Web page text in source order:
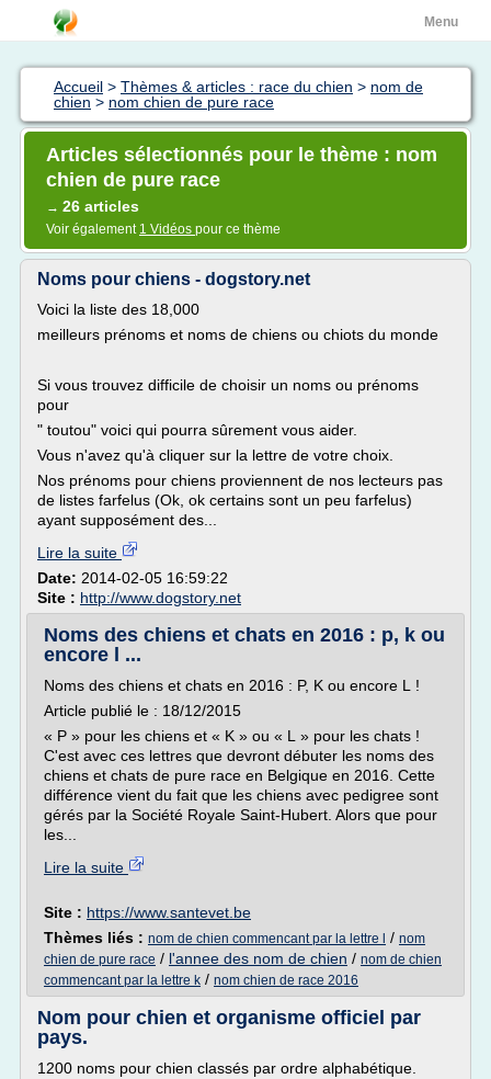
Menu
Accueil > Thèmes & articles : race du chien > nom de
chien > nom chien de pure race
Articles sélectionnés pour le thème : nom
chien de pure race
→ 26 articles
Voir également 1 Vidéos pour ce thème
Noms pour chiens - dogstory.net
Voici la liste des 18,000
meilleurs prénoms et noms de chiens ou chiots du monde
Si vous trouvez difficile de choisir un noms ou prénoms
pour
" toutou" voici qui pourra sûrement vous aider.
Vous n'avez qu'à cliquer sur la lettre de votre choix.
Nos prénoms pour chiens proviennent de nos lecteurs pas
de listes farfelus (Ok, ok certains sont un peu farfelus)
ayant supposément des...
Lire la suite
Date: 2014-02-05 16:59:22
Site : http://www.dogstory.net
Noms des chiens et chats en 2016 : p, k ou
encore l ...
Noms des chiens et chats en 2016 : P, K ou encore L !
Article publié le : 18/12/2015
« P » pour les chiens et « K » ou « L » pour les chats !
C'est avec ces lettres que devront débuter les noms des
chiens et chats de pure race en Belgique en 2016. Cette
différence vient du fait que les chiens avec pedigree sont
gérés par la Société Royale Saint-Hubert. Alors que pour
les...
Lire la suite
Site : https://www.santevet.be
Thèmes liés : nom de chien commencant par la lettre l / nom
chien de pure race / l'annee des nom de chien / nom de chien
commencant par la lettre k / nom chien de race 2016
Nom pour chien et organisme officiel par
pays.
1200 noms pour chien classés par ordre alphabétique.